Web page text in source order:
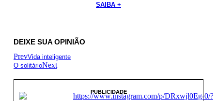
SAIBA +
DEIXE SUA OPINIÃO
PrevVida inteligente
O solitárioNext
PUBLICIDADE